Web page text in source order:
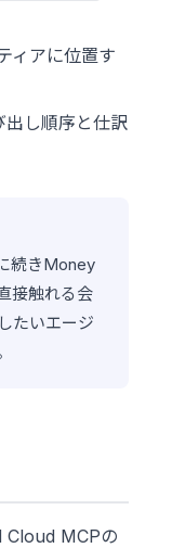
ィアに位置す
し順序と仕訳
続きMoney
接触れる会
たいエージ
Cloud MCPの